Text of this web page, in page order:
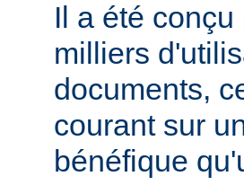
Il a été
milliers
documents,
courant sur
bénéfique